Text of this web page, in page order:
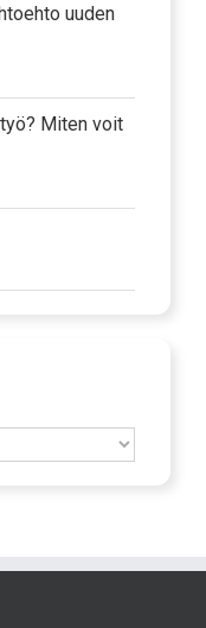
uuden
Miten voit